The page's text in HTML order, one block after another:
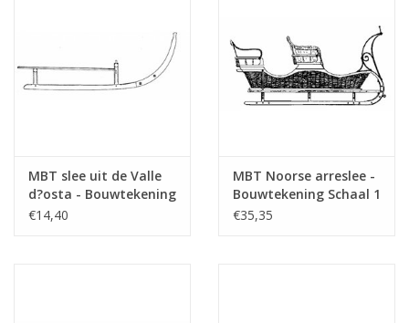
MBT slee uit de Valle
d?osta - Bouwtekening
Schaal 1 : 8 (40.36.002)
€14,40
MBT Noorse arreslee -
Bouwtekening Schaal 1
: 8 (40.36.001)
€35,35